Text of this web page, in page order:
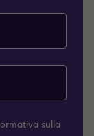
sulla